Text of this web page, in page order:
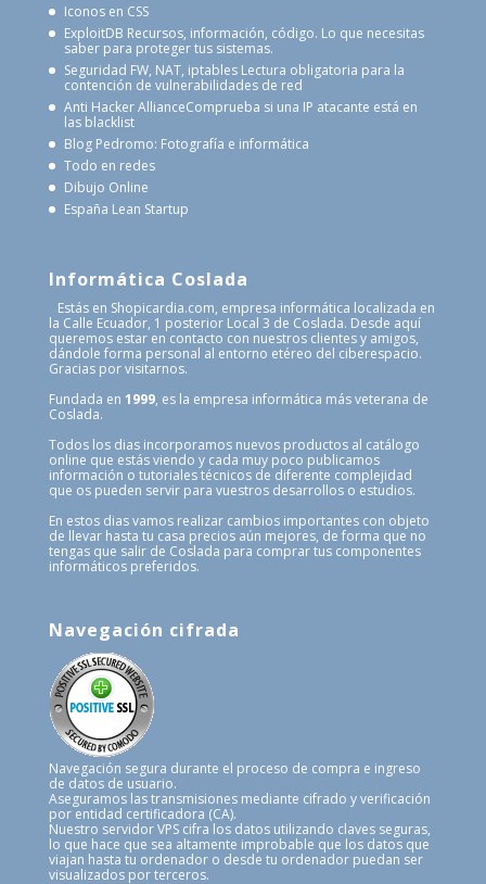
Iconos en CSS
ExploitDB Recursos, información, código. Lo que necesitas
saber para proteger tus sistemas.
Seguridad FW, NAT, iptablesLectura obligatoria para la
contención de vulnerabilidades de red
Anti Hacker AllianceComprueba si una IP atacante está en
las blacklist
Blog Pedromo: Fotografía e informática
Todo en redes
Dibujo Online
España Lean Startup
Informática Coslada
Estás en Shopicardia.com, empresa informática localizada en
la Calle Ecuador, 1 posterior Local 3 de Coslada. Desde aquí
queremos estar en contacto con nuestros clientes y amigos,
dándole forma personal al entorno etéreo del ciberespacio.
Gracias por visitarnos.
Fundada en 1999, es la empresa informática más veterana de
Coslada.
Todos los dias incorporamos nuevos productos al catálogo
online que estás viendo y cada muy poco publicamos
información o tutoriales técnicos de diferente complejidad
que os pueden servir para vuestros desarrollos o estudios.
En estos dias vamos realizar cambios importantes con objeto
de llevar hasta tu casa precios aún mejores, de forma que no
tengas que salir de Coslada para comprar tus componentes
informáticos preferidos.
Navegación cifrada
Navegación segura durante el proceso de compra e ingreso
de datos de usuario.
Aseguramos las transmisiones mediante cifrado y verificación
por entidad certificadora (CA).
Nuestro servidor VPS cifra los datos utilizando claves seguras,
lo que hace que sea altamente improbable que los datos que
viajan hasta tu ordenador o desde tu ordenador puedan ser
visualizados por terceros.